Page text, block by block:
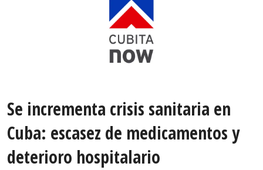
Se incrementa crisis sanitaria en
Cuba: escasez de medicamentos y
deterioro hospitalario